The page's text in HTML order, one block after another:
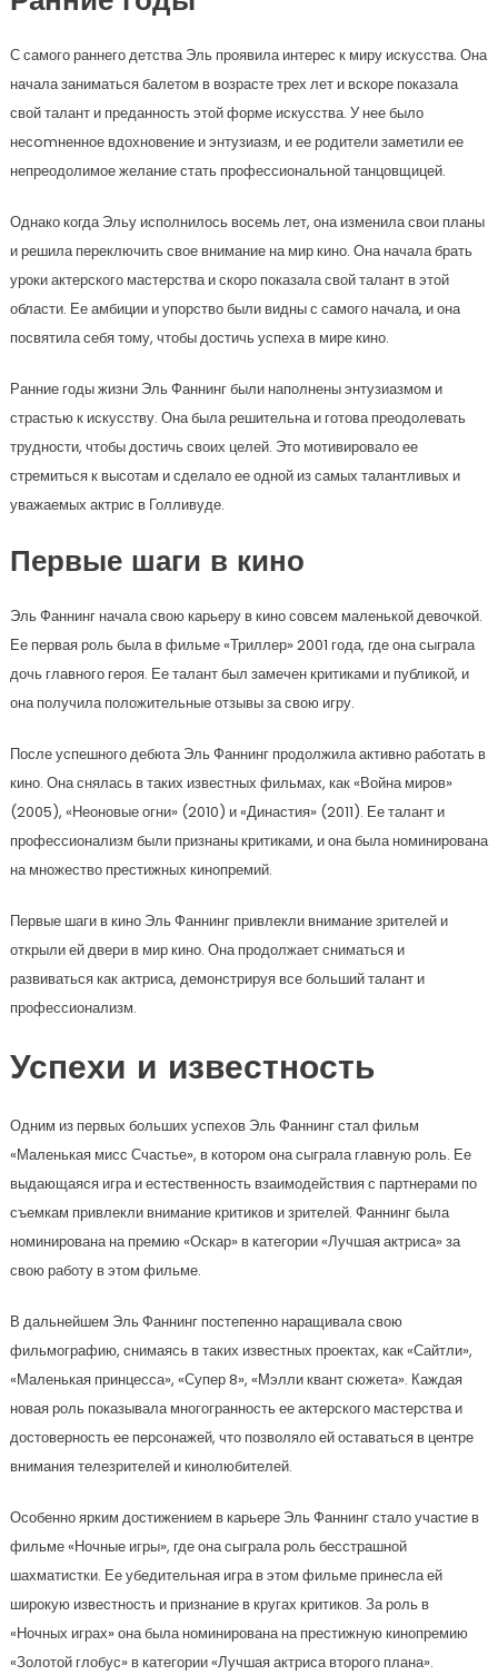
С самого раннего детства Эль проявила интерес к миру искусства. Она
начала заниматься балетом в возрасте трех лет и вскоре показала
свой талант и преданность этой форме искусства. У нее было
несomненное вдохновение и энтузиазм, и ее родители заметили ее
непреодолимое желание стать профессиональной танцовщицей.
Однако когда Эльу исполнилось восемь лет, она изменила свои планы
и решила переключить свое внимание на мир кино. Она начала брать
уроки актерского мастерства и скоро показала свой талант в этой
области. Ее амбиции и упорство были видны с самого начала, и она
посвятила себя тому, чтобы достичь успеха в мире кино.
Ранние годы жизни Эль Фаннинг были наполнены энтузиазмом и
страстью к искусству. Она была решительна и готова преодолевать
трудности, чтобы достичь своих целей. Это мотивировало ее
стремиться к высотам и сделало ее одной из самых талантливых и
уважаемых актрис в Голливуде.
Первые шаги в кино
Эль Фаннинг начала свою карьеру в кино совсем маленькой девочкой.
Ее первая роль была в фильме «Триллер» 2001 года, где она сыграла
дочь главного героя. Ее талант был замечен критиками и публикой, и
она получила положительные отзывы за свою игру.
После успешного дебюта Эль Фаннинг продолжила активно работать в
кино. Она снялась в таких известных фильмах, как «Война миров»
(2005), «Неоновые огни» (2010) и «Династия» (2011). Ее талант и
профессионализм были признаны критиками, и она была номинирована
на множество престижных кинопремий.
Первые шаги в кино Эль Фаннинг привлекли внимание зрителей и
открыли ей двери в мир кино. Она продолжает сниматься и
развиваться как актриса, демонстрируя все больший талант и
профессионализм.
Успехи и известность
Одним из первых больших успехов Эль Фаннинг стал фильм
«Маленькая мисс Счастье», в котором она сыграла главную роль. Ее
выдающаяся игра и естественность взаимодействия с партнерами по
съемкам привлекли внимание критиков и зрителей. Фаннинг была
номинирована на премию «Оскар» в категории «Лучшая актриса» за
свою работу в этом фильме.
В дальнейшем Эль Фаннинг постепенно наращивала свою
фильмографию, снимаясь в таких известных проектах, как «Сайтли»,
«Маленькая принцесса», «Супер 8», «Мэлли квант сюжета». Каждая
новая роль показывала многогранность ее актерского мастерства и
достоверность ее персонажей, что позволяло ей оставаться в центре
внимания телезрителей и кинолюбителей.
Особенно ярким достижением в карьере Эль Фаннинг стало участие в
фильме «Ночные игры», где она сыграла роль бесстрашной
шахматистки. Ее убедительная игра в этом фильме принесла ей
широкую известность и признание в кругах критиков. За роль в
«Ночных играх» она была номинирована на престижную кинопремию
«Золотой глобус» в категории «Лучшая актриса второго плана».